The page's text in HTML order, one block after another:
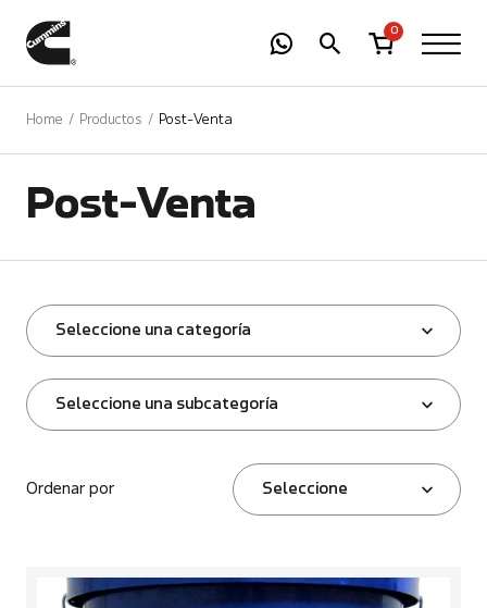
0
Home Productos Post-Venta
Post-Venta
Seleccione una categoría
Seleccione una subcategoría
Ordenar por Seleccione